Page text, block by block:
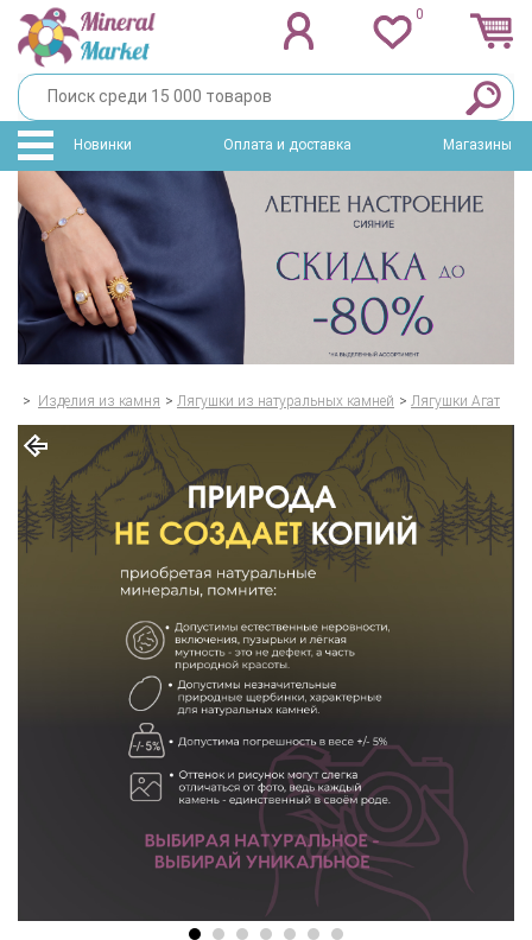
0
Новинки Оплата и доставка Магазины
> Изделия из камня > Лягушки из натуральных камней > Лягушки Агат